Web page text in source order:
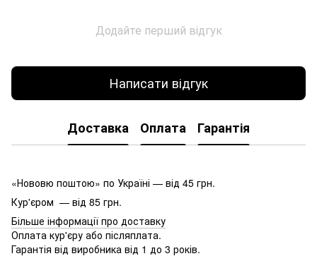
Додайте перший відгук
Написати відгук
Доставка Оплата Гарантія
«Нововю поштою» по Україні — від 45 грн.
Кур'єром — від 85 грн.
Більше інформації про доставку
Оплата кур'єру або післяплата.
Гарантія від виробника від 1 до 3 років.